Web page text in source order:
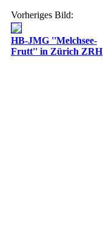
Vorheriges Bild:
HB-JMG ''Melchsee-
Frutt'' in Zürich ZRH